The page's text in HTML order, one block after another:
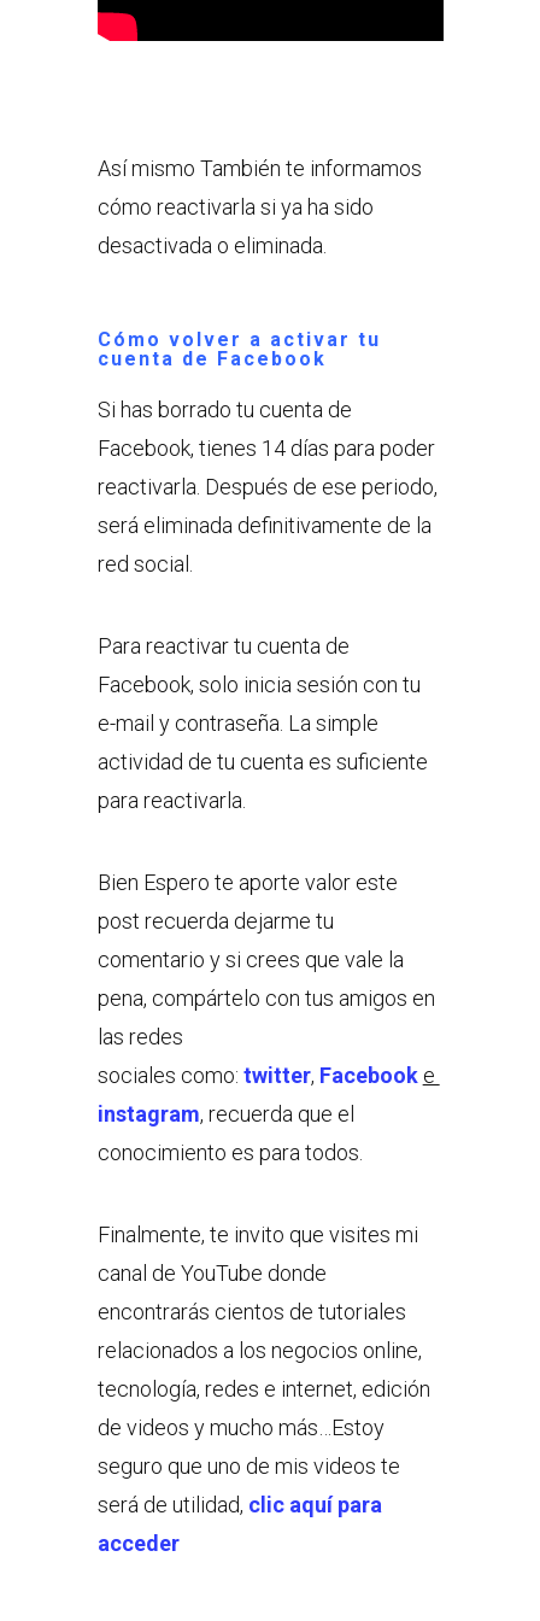
Así mismo También te informamos
cómo reactivarla si ya ha sido
desactivada o eliminada.
Cómo volver a activar tu
cuenta de Facebook
Si has borrado tu cuenta de
Facebook, tienes 14 días para poder
reactivarla. Después de ese periodo,
será eliminada definitivamente de la
red social.
Para reactivar tu cuenta de
Facebook, solo inicia sesión con tu
e-mail y contraseña. La simple
actividad de tu cuenta es suficiente
para reactivarla.
Bien Espero te aporte valor este
post recuerda dejarme tu
comentario y si crees que vale la
pena, compártelo con tus amigos en
las redes
sociales como: twitter, Facebook e
instagram, recuerda que el
conocimiento es para todos.
Finalmente, te invito que visites mi
canal de YouTube donde
encontrarás cientos de tutoriales
relacionados a los negocios online,
tecnología, redes e internet, edición
de videos y mucho más…Estoy
seguro que uno de mis videos te
será de utilidad, clic aquí para
acceder